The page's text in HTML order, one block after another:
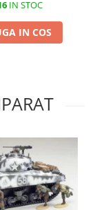
IN STOC
IN COS